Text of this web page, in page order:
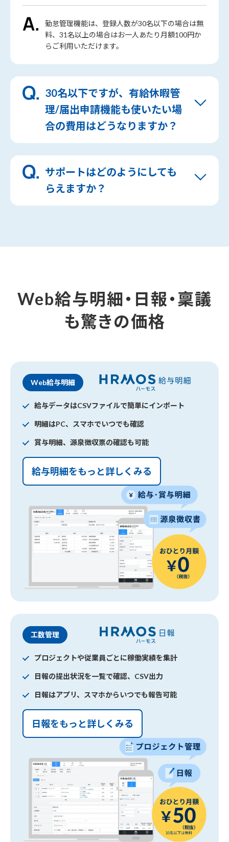
勤怠管理機能は、登録人数が30名以下の場合は無
料、31名以上の場合はお一人あたり月額100円か
らご利用いただけます。
30名以下ですが、有給休暇管
理/届出申請機能も使いたい場
合の費用はどうなりますか？
サポートはどのようにしても
らえますか？
Web給与明細・日報・稟議
も驚きの価格
Web給与明細
給与データはCSVファイルで簡単にインポート
明細はPC、スマホでいつでも確認
賞与明細、源泉徴収票の確認も可能
給与明細をもっと詳しくみる
工数管理
プロジェクトや従業員ごとに稼働実績を集計
日報の提出状況を一覧で確認、CSV出力
日報はアプリ、スマホからいつでも報告可能
日報をもっと詳しくみる